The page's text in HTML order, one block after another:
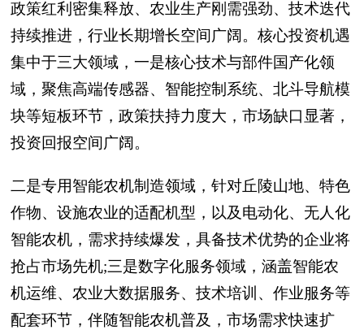
政策红利密集释放、农业生产刚需强劲、技术迭代
持续推进，行业长期增长空间广阔。核心投资机遇
集中于三大领域，一是核心技术与部件国产化领
域，聚焦高端传感器、智能控制系统、北斗导航模
块等短板环节，政策扶持力度大，市场缺口显著，
投资回报空间广阔。
二是专用智能农机制造领域，针对丘陵山地、特色
作物、设施农业的适配机型，以及电动化、无人化
智能农机，需求持续爆发，具备技术优势的企业将
抢占市场先机;三是数字化服务领域，涵盖智能农
机运维、农业大数据服务、技术培训、作业服务等
配套环节，伴随智能农机普及，市场需求快速扩